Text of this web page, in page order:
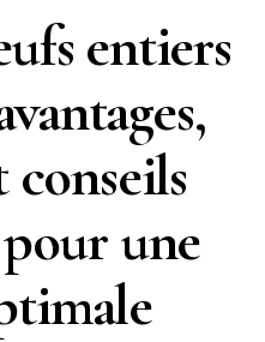
entiers
conseils
une